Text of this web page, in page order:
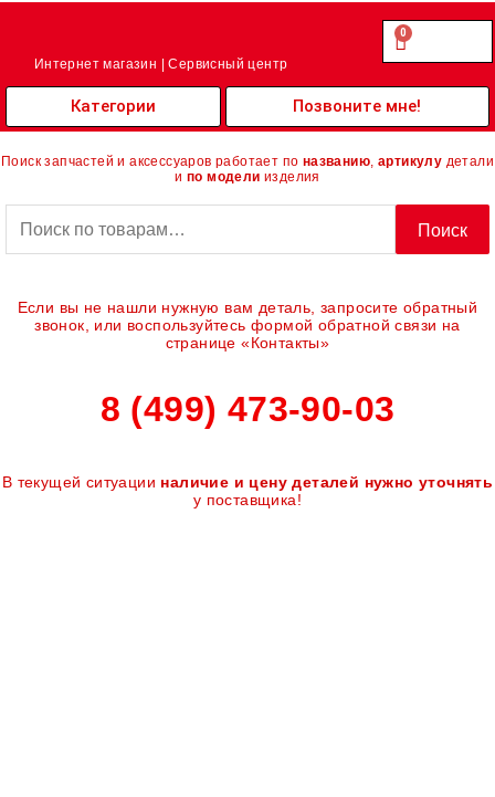
Перейти
Интернет магазин | Сервисный центр
0.00
0
Cart
Категории Позвоните мне!
Поиск запчастей и аксессуаров работает по названию артикулу детали
и по модели изделия
Поиск
Если вы не нашли нужную вам деталь, запросите обратный
звонок, или воспользуйтесь формой обратной связи на
странице «Контакты»
8 (499) 473-90-03
В текущей ситуации наличие и цену деталей нужно уточнять
у поставщика!